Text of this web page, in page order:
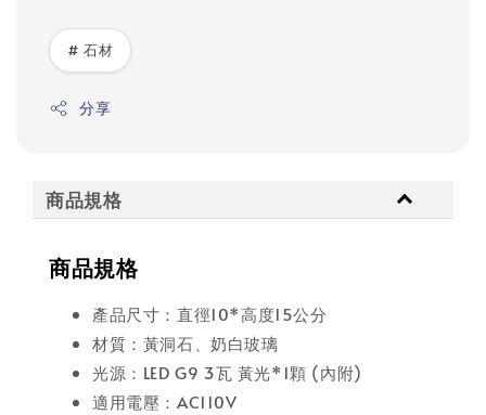
# 石材
分享
商品規格
商品規格
產品尺寸：直徑10*高度15公分
材質：黃洞石、奶白玻璃
光源：LED G9 3瓦 黃光*1顆 (內附)
適用電壓：AC110V